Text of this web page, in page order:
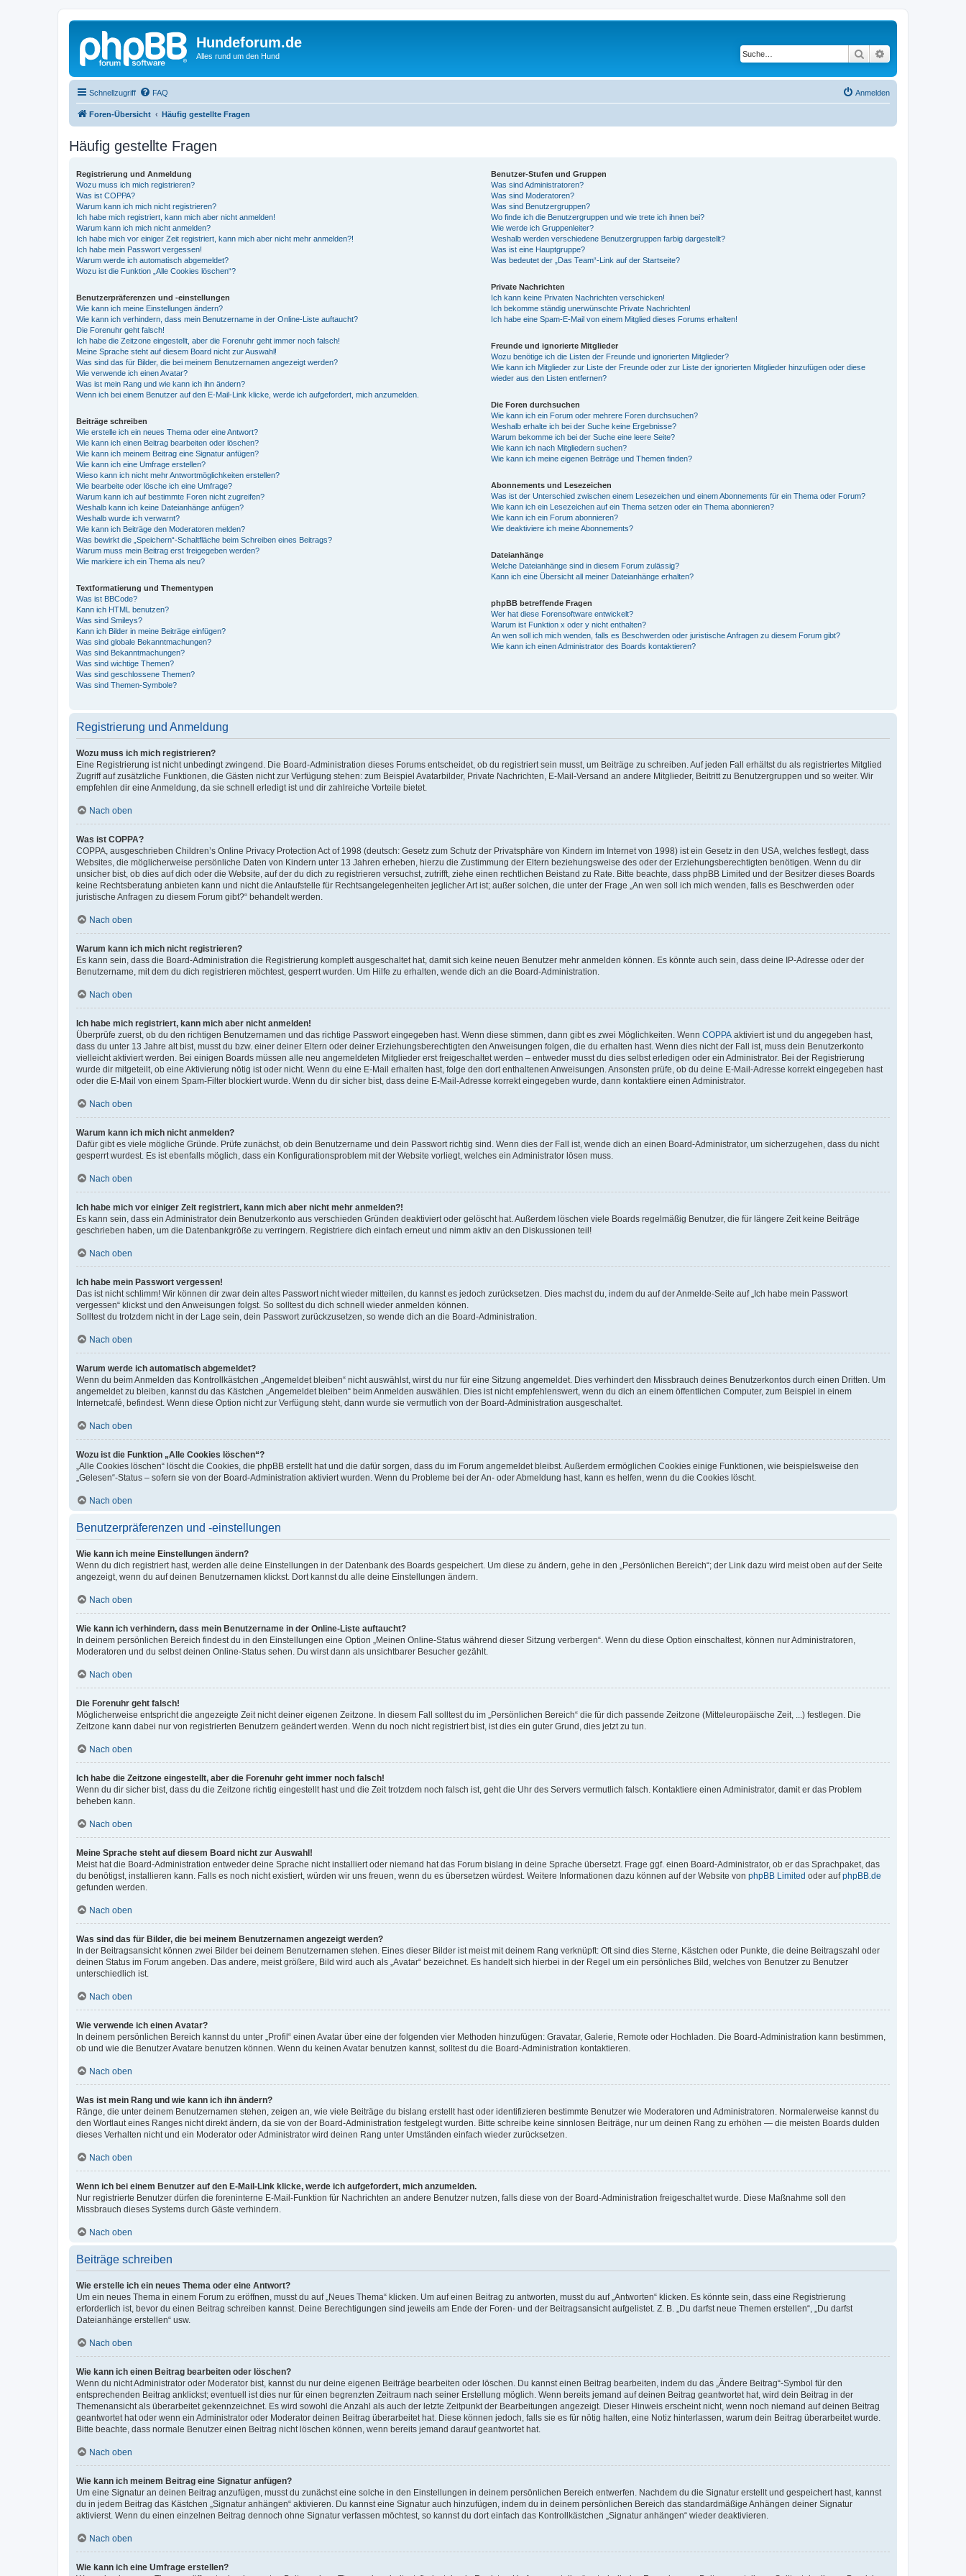
Hundeforum.de
Alles rund um den Hund Suche
Schnellzugriff FAQ Anmelden
Foren-Übersicht Häufig gestellte Fragen
Häufig gestellte Fragen
Registrierung und Anmeldung
Wozu muss ich mich registrieren?
Was ist COPPA?
Warum kann ich mich nicht registrieren?
Ich habe mich registriert, kann mich aber nicht anmelden!
Warum kann ich mich nicht anmelden?
Ich habe mich vor einiger Zeit registriert, kann mich aber nicht mehr anmelden?!
Ich habe mein Passwort vergessen!
Warum werde ich automatisch abgemeldet?
Wozu ist die Funktion „Alle Cookies löschen“?
Benutzerpräferenzen und -einstellungen
Wie kann ich meine Einstellungen ändern?
Wie kann ich verhindern, dass mein Benutzername in der Online-Liste auftaucht?
Die Forenuhr geht falsch!
Ich habe die Zeitzone eingestellt, aber die Forenuhr geht immer noch falsch!
Meine Sprache steht auf diesem Board nicht zur Auswahl!
Was sind das für Bilder, die bei meinem Benutzernamen angezeigt werden?
Wie verwende ich einen Avatar?
Was ist mein Rang und wie kann ich ihn ändern?
Wenn ich bei einem Benutzer auf den E-Mail-Link klicke, werde ich aufgefordert, mich anzumelden.
Beiträge schreiben
Wie erstelle ich ein neues Thema oder eine Antwort?
Wie kann ich einen Beitrag bearbeiten oder löschen?
Wie kann ich meinem Beitrag eine Signatur anfügen?
Wie kann ich eine Umfrage erstellen?
Wieso kann ich nicht mehr Antwortmöglichkeiten erstellen?
Wie bearbeite oder lösche ich eine Umfrage?
Warum kann ich auf bestimmte Foren nicht zugreifen?
Weshalb kann ich keine Dateianhänge anfügen?
Weshalb wurde ich verwarnt?
Wie kann ich Beiträge den Moderatoren melden?
Was bewirkt die „Speichern“-Schaltfläche beim Schreiben eines Beitrags?
Warum muss mein Beitrag erst freigegeben werden?
Wie markiere ich ein Thema als neu?
Textformatierung und Thementypen
Was ist BBCode?
Kann ich HTML benutzen?
Was sind Smileys?
Kann ich Bilder in meine Beiträge einfügen?
Was sind globale Bekanntmachungen?
Was sind Bekanntmachungen?
Was sind wichtige Themen?
Was sind geschlossene Themen?
Was sind Themen-Symbole?
Benutzer-Stufen und Gruppen
Was sind Administratoren?
Was sind Moderatoren?
Was sind Benutzergruppen?
Wo finde ich die Benutzergruppen und wie trete ich ihnen bei?
Wie werde ich Gruppenleiter?
Weshalb werden verschiedene Benutzergruppen farbig dargestellt?
Was ist eine Hauptgruppe?
Was bedeutet der „Das Team“-Link auf der Startseite?
Private Nachrichten
Ich kann keine Privaten Nachrichten verschicken!
Ich bekomme ständig unerwünschte Private Nachrichten!
Ich habe eine Spam-E-Mail von einem Mitglied dieses Forums erhalten!
Freunde und ignorierte Mitglieder
Wozu benötige ich die Listen der Freunde und ignorierten Mitglieder?
Wie kann ich Mitglieder zur Liste der Freunde oder zur Liste der ignorierten Mitglieder hinzufügen oder diese
wieder aus den Listen entfernen?
Die Foren durchsuchen
Wie kann ich ein Forum oder mehrere Foren durchsuchen?
Weshalb erhalte ich bei der Suche keine Ergebnisse?
Warum bekomme ich bei der Suche eine leere Seite?
Wie kann ich nach Mitgliedern suchen?
Wie kann ich meine eigenen Beiträge und Themen finden?
Abonnements und Lesezeichen
Was ist der Unterschied zwischen einem Lesezeichen und einem Abonnements für ein Thema oder Forum?
Wie kann ich ein Lesezeichen auf ein Thema setzen oder ein Thema abonnieren?
Wie kann ich ein Forum abonnieren?
Wie deaktiviere ich meine Abonnements?
Dateianhänge
Welche Dateianhänge sind in diesem Forum zulässig?
Kann ich eine Übersicht all meiner Dateianhänge erhalten?
phpBB betreffende Fragen
Wer hat diese Forensoftware entwickelt?
Warum ist Funktion x oder y nicht enthalten?
An wen soll ich mich wenden, falls es Beschwerden oder juristische Anfragen zu diesem Forum gibt?
Wie kann ich einen Administrator des Boards kontaktieren?
Registrierung und Anmeldung
Wozu muss ich mich registrieren?
Eine Registrierung ist nicht unbedingt zwingend. Die Board-Administration dieses Forums entscheidet, ob du registriert sein musst, um Beiträge zu schreiben. Auf jeden Fall erhältst du als registriertes Mitglied
Zugriff auf zusätzliche Funktionen, die Gästen nicht zur Verfügung stehen: zum Beispiel Avatarbilder, Private Nachrichten, E-Mail-Versand an andere Mitglieder, Beitritt zu Benutzergruppen und so weiter. Wir
empfehlen dir eine Anmeldung, da sie schnell erledigt ist und dir zahlreiche Vorteile bietet.
Nach oben
Was ist COPPA?
COPPA, ausgeschrieben Children’s Online Privacy Protection Act of 1998 (deutsch: Gesetz zum Schutz der Privatsphäre von Kindern im Internet von 1998) ist ein Gesetz in den USA, welches festlegt, dass
Websites, die möglicherweise persönliche Daten von Kindern unter 13 Jahren erheben, hierzu die Zustimmung der Eltern beziehungsweise des oder der Erziehungsberechtigten benötigen. Wenn du dir
unsicher bist, ob dies auf dich oder die Website, auf der du dich zu registrieren versuchst, zutrifft, ziehe einen rechtlichen Beistand zu Rate. Bitte beachte, dass phpBB Limited und der Besitzer dieses Boards
keine Rechtsberatung anbieten kann und nicht die Anlaufstelle für Rechtsangelegenheiten jeglicher Art ist; außer solchen, die unter der Frage „An wen soll ich mich wenden, falls es Beschwerden oder
juristische Anfragen zu diesem Forum gibt?“ behandelt werden.
Nach oben
Warum kann ich mich nicht registrieren?
Es kann sein, dass die Board-Administration die Registrierung komplett ausgeschaltet hat, damit sich keine neuen Benutzer mehr anmelden können. Es könnte auch sein, dass deine IP-Adresse oder der
Benutzername, mit dem du dich registrieren möchtest, gesperrt wurden. Um Hilfe zu erhalten, wende dich an die Board-Administration.
Nach oben
Ich habe mich registriert, kann mich aber nicht anmelden!
Überprüfe zuerst, ob du den richtigen Benutzernamen und das richtige Passwort eingegeben hast. Wenn diese stimmen, dann gibt es zwei Möglichkeiten. Wenn COPPA aktiviert ist und du angegeben hast,
dass du unter 13 Jahre alt bist, musst du bzw. einer deiner Eltern oder deiner Erziehungsberechtigten den Anweisungen folgen, die du erhalten hast. Wenn dies nicht der Fall ist, muss dein Benutzerkonto
vielleicht aktiviert werden. Bei einigen Boards müssen alle neu angemeldeten Mitglieder erst freigeschaltet werden – entweder musst du dies selbst erledigen oder ein Administrator. Bei der Registrierung
wurde dir mitgeteilt, ob eine Aktivierung nötig ist oder nicht. Wenn du eine E-Mail erhalten hast, folge den dort enthaltenen Anweisungen. Ansonsten prüfe, ob du deine E-Mail-Adresse korrekt eingegeben hast
oder die E-Mail von einem Spam-Filter blockiert wurde. Wenn du dir sicher bist, dass deine E-Mail-Adresse korrekt eingegeben wurde, dann kontaktiere einen Administrator.
Nach oben
Warum kann ich mich nicht anmelden?
Dafür gibt es viele mögliche Gründe. Prüfe zunächst, ob dein Benutzername und dein Passwort richtig sind. Wenn dies der Fall ist, wende dich an einen Board-Administrator, um sicherzugehen, dass du nicht
gesperrt wurdest. Es ist ebenfalls möglich, dass ein Konfigurationsproblem mit der Website vorliegt, welches ein Administrator lösen muss.
Nach oben
Ich habe mich vor einiger Zeit registriert, kann mich aber nicht mehr anmelden?!
Es kann sein, dass ein Administrator dein Benutzerkonto aus verschieden Gründen deaktiviert oder gelöscht hat. Außerdem löschen viele Boards regelmäßig Benutzer, die für längere Zeit keine Beiträge
geschrieben haben, um die Datenbankgröße zu verringern. Registriere dich einfach erneut und nimm aktiv an den Diskussionen teil!
Nach oben
Ich habe mein Passwort vergessen!
Das ist nicht schlimm! Wir können dir zwar dein altes Passwort nicht wieder mitteilen, du kannst es jedoch zurücksetzen. Dies machst du, indem du auf der Anmelde-Seite auf „Ich habe mein Passwort
vergessen“ klickst und den Anweisungen folgst. So solltest du dich schnell wieder anmelden können.
Solltest du trotzdem nicht in der Lage sein, dein Passwort zurückzusetzen, so wende dich an die Board-Administration.
Nach oben
Warum werde ich automatisch abgemeldet?
Wenn du beim Anmelden das Kontrollkästchen „Angemeldet bleiben“ nicht auswählst, wirst du nur für eine Sitzung angemeldet. Dies verhindert den Missbrauch deines Benutzerkontos durch einen Dritten. Um
angemeldet zu bleiben, kannst du das Kästchen „Angemeldet bleiben“ beim Anmelden auswählen. Dies ist nicht empfehlenswert, wenn du dich an einem öffentlichen Computer, zum Beispiel in einem
Internetcafé, befindest. Wenn diese Option nicht zur Verfügung steht, dann wurde sie vermutlich von der Board-Administration ausgeschaltet.
Nach oben
Wozu ist die Funktion „Alle Cookies löschen“?
„Alle Cookies löschen“ löscht die Cookies, die phpBB erstellt hat und die dafür sorgen, dass du im Forum angemeldet bleibst. Außerdem ermöglichen Cookies einige Funktionen, wie beispielsweise den
„Gelesen“-Status – sofern sie von der Board-Administration aktiviert wurden. Wenn du Probleme bei der An- oder Abmeldung hast, kann es helfen, wenn du die Cookies löscht.
Nach oben
Benutzerpräferenzen und -einstellungen
Wie kann ich meine Einstellungen ändern?
Wenn du dich registriert hast, werden alle deine Einstellungen in der Datenbank des Boards gespeichert. Um diese zu ändern, gehe in den „Persönlichen Bereich“; der Link dazu wird meist oben auf der Seite
angezeigt, wenn du auf deinen Benutzernamen klickst. Dort kannst du alle deine Einstellungen ändern.
Nach oben
Wie kann ich verhindern, dass mein Benutzername in der Online-Liste auftaucht?
In deinem persönlichen Bereich findest du in den Einstellungen eine Option „Meinen Online-Status während dieser Sitzung verbergen“. Wenn du diese Option einschaltest, können nur Administratoren,
Moderatoren und du selbst deinen Online-Status sehen. Du wirst dann als unsichtbarer Besucher gezählt.
Nach oben
Die Forenuhr geht falsch!
Möglicherweise entspricht die angezeigte Zeit nicht deiner eigenen Zeitzone. In diesem Fall solltest du im „Persönlichen Bereich“ die für dich passende Zeitzone (Mitteleuropäische Zeit, ...) festlegen. Die
Zeitzone kann dabei nur von registrierten Benutzern geändert werden. Wenn du noch nicht registriert bist, ist dies ein guter Grund, dies jetzt zu tun.
Nach oben
Ich habe die Zeitzone eingestellt, aber die Forenuhr geht immer noch falsch!
Wenn du dir sicher bist, dass du die Zeitzone richtig eingestellt hast und die Zeit trotzdem noch falsch ist, geht die Uhr des Servers vermutlich falsch. Kontaktiere einen Administrator, damit er das Problem
beheben kann.
Nach oben
Meine Sprache steht auf diesem Board nicht zur Auswahl!
Meist hat die Board-Administration entweder deine Sprache nicht installiert oder niemand hat das Forum bislang in deine Sprache übersetzt. Frage ggf. einen Board-Administrator, ob er das Sprachpaket, das
du benötigst, installieren kann. Falls es noch nicht existiert, würden wir uns freuen, wenn du es übersetzen würdest. Weitere Informationen dazu können auf der Website von phpBB Limited oder aufphpBB.de
gefunden werden.
Nach oben
Was sind das für Bilder, die bei meinem Benutzernamen angezeigt werden?
In der Beitragsansicht können zwei Bilder bei deinem Benutzernamen stehen. Eines dieser Bilder ist meist mit deinem Rang verknüpft: Oft sind dies Sterne, Kästchen oder Punkte, die deine Beitragszahl oder
deinen Status im Forum angeben. Das andere, meist größere, Bild wird auch als „Avatar“ bezeichnet. Es handelt sich hierbei in der Regel um ein persönliches Bild, welches von Benutzer zu Benutzer
unterschiedlich ist.
Nach oben
Wie verwende ich einen Avatar?
In deinem persönlichen Bereich kannst du unter „Profil“ einen Avatar über eine der folgenden vier Methoden hinzufügen: Gravatar, Galerie, Remote oder Hochladen. Die Board-Administration kann bestimmen,
ob und wie die Benutzer Avatare benutzen können. Wenn du keinen Avatar benutzen kannst, solltest du die Board-Administration kontaktieren.
Nach oben
Was ist mein Rang und wie kann ich ihn ändern?
Ränge, die unter deinem Benutzernamen stehen, zeigen an, wie viele Beiträge du bislang erstellt hast oder identifizieren bestimmte Benutzer wie Moderatoren und Administratoren. Normalerweise kannst du
den Wortlaut eines Ranges nicht direkt ändern, da sie von der Board-Administration festgelegt wurden. Bitte schreibe keine sinnlosen Beiträge, nur um deinen Rang zu erhöhen — die meisten Boards dulden
dieses Verhalten nicht und ein Moderator oder Administrator wird deinen Rang unter Umständen einfach wieder zurücksetzen.
Nach oben
Wenn ich bei einem Benutzer auf den E-Mail-Link klicke, werde ich aufgefordert, mich anzumelden.
Nur registrierte Benutzer dürfen die foreninterne E-Mail-Funktion für Nachrichten an andere Benutzer nutzen, falls diese von der Board-Administration freigeschaltet wurde. Diese Maßnahme soll den
Missbrauch dieses Systems durch Gäste verhindern.
Nach oben
Beiträge schreiben
Wie erstelle ich ein neues Thema oder eine Antwort?
Um ein neues Thema in einem Forum zu eröffnen, musst du auf „Neues Thema“ klicken. Um auf einen Beitrag zu antworten, musst du auf „Antworten“ klicken. Es könnte sein, dass eine Registrierung
erforderlich ist, bevor du einen Beitrag schreiben kannst. Deine Berechtigungen sind jeweils am Ende der Foren- und der Beitragsansicht aufgelistet. Z. B. „Du darfst neue Themen erstellen“, „Du darfst
Dateianhänge erstellen“ usw.
Nach oben
Wie kann ich einen Beitrag bearbeiten oder löschen?
Wenn du nicht Administrator oder Moderator bist, kannst du nur deine eigenen Beiträge bearbeiten oder löschen. Du kannst einen Beitrag bearbeiten, indem du das „Ändere Beitrag“-Symbol für den
entsprechenden Beitrag anklickst; eventuell ist dies nur für einen begrenzten Zeitraum nach seiner Erstellung möglich. Wenn bereits jemand auf deinen Beitrag geantwortet hat, wird dein Beitrag in der
Themenansicht als überarbeitet gekennzeichnet. Es wird sowohl die Anzahl als auch der letzte Zeitpunkt der Bearbeitungen angezeigt. Dieser Hinweis erscheint nicht, wenn noch niemand auf deinen Beitrag
geantwortet hat oder wenn ein Administrator oder Moderator deinen Beitrag überarbeitet hat. Diese können jedoch, falls sie es für nötig halten, eine Notiz hinterlassen, warum dein Beitrag überarbeitet wurde.
Bitte beachte, dass normale Benutzer einen Beitrag nicht löschen können, wenn bereits jemand darauf geantwortet hat.
Nach oben
Wie kann ich meinem Beitrag eine Signatur anfügen?
Um eine Signatur an deinen Beitrag anzufügen, musst du zunächst eine solche in den Einstellungen in deinem persönlichen Bereich entwerfen. Nachdem du die Signatur erstellt und gespeichert hast, kannst
du in jedem Beitrag das Kästchen „Signatur anhängen“ aktivieren. Du kannst eine Signatur auch hinzufügen, indem du in deinem persönlichen Bereich das standardmäßige Anhängen deiner Signatur
aktivierst. Wenn du einen einzelnen Beitrag dennoch ohne Signatur verfassen möchtest, so kannst du dort einfach das Kontrollkästchen „Signatur anhängen“ wieder deaktivieren.
Nach oben
Wie kann ich eine Umfrage erstellen?